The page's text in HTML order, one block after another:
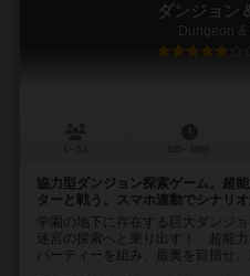
ダンジョン
Dungeon
協力型ダンジョン探索ゲーム。超
ターと戦う。スマホ連動でシナリ
学園の地下に存在する巨大ダンジ
迷宮の探索へと乗り出す！ 超能力
パーティーを組み、最奥を目指せ